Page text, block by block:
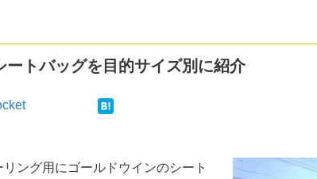
ートバッグを目的サイズ別に紹介
ング用にゴールドウインのシート